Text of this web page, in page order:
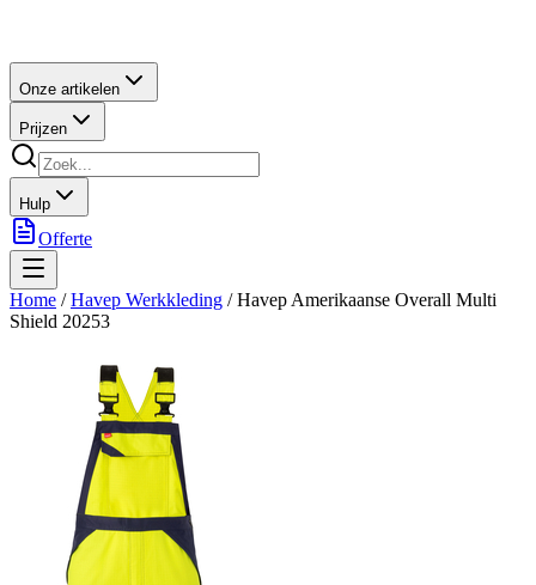
Onze artikelen
Prijzen
Hulp
Offerte
Home / Havep Werkkleding /Havep Amerikaanse Overall Multi
Shield 20253